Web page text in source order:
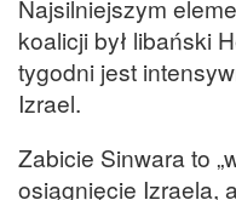
Najsilniejszym
koalicji był libański
tygodni jest
Izrael.
Zabicie Sinwara to
osiągnięcie Izraela,